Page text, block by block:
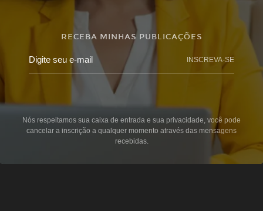
RECEBA MINHAS PUBLICAÇÕES
INSCREVA-SE
Nós respeitamos sua caixa de entrada e sua privacidade, você pode
cancelar a inscrição a qualquer momento através das mensagens
recebidas.